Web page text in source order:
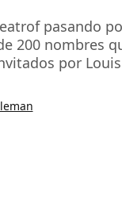
pasando
200 nombres
por